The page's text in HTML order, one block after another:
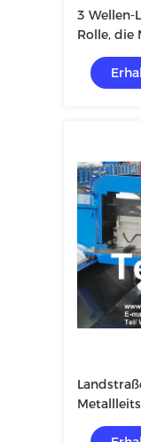
3 Wellen-
Rolle, die
bildet